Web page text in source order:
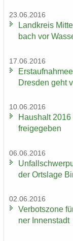
23.06.2016
Land­kreis
bach vor
17.06.2016
Dres­den geht
10.06.2016
Haus­halt
frei­ge­ge­ben
06.06.2016
der Orts­la­ge
02.06.2016
Ver­bots­zo­ne
ner In­nen­stadt